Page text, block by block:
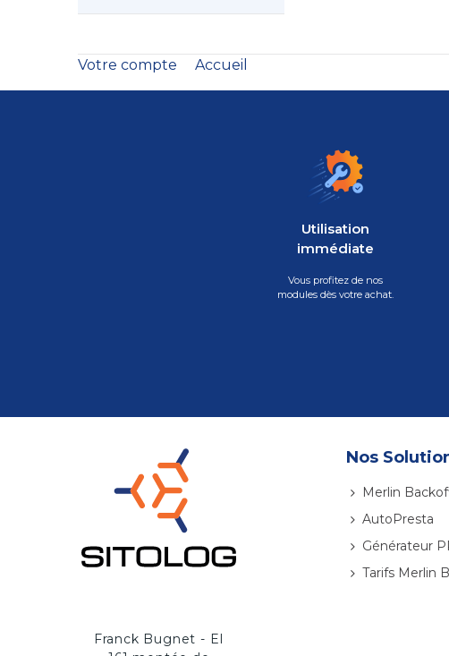
Votre compte
Accueil
Utilisation
immédiate
Vous profitez de nos
modules dès votre achat.
Franck Bugnet - EI
Nos
Merlin
AutoPresta
Générateur
Tarifs Merlin